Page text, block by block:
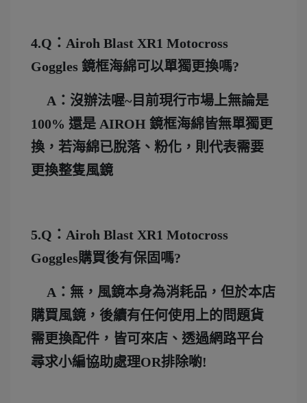
4.Q：Airoh Blast XR1 Motocross
Goggles 鏡框海綿可以單獨更換嗎?
A：沒辦法喔~目前現行市場上無論是
100% 還是 AIROH 鏡框海綿皆無單獨更
換，若海綿已脫落、粉化，則代表需要
更換整隻風鏡
5.Q：Airoh Blast XR1 Motocross
Goggles購買後有保固嗎?
A：無，風鏡本身為消耗品，但於本店
購買風鏡，後續有任何使用上的問題貨
需更換配件，皆可來店、透過網路平台
尋求小編協助處理OR排除喲!